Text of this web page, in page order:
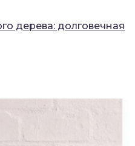
дерева: долговечная